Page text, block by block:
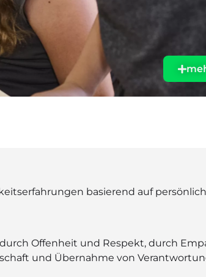
basierend auf
Offenheit und Respekt, durch
und Übernahme von